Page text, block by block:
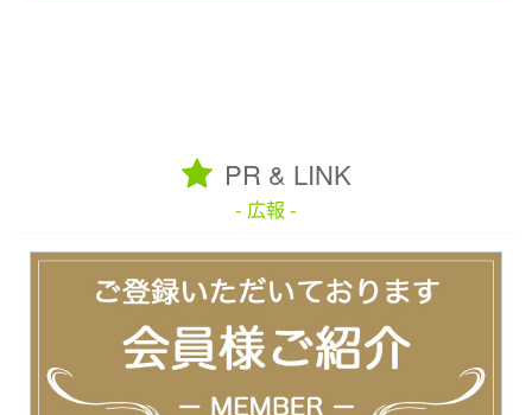
PR & LINK
- 広報 -